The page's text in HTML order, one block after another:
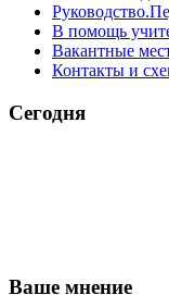
В помощь
Вакантные
Контакты и
Сегодня
Ваше мнение